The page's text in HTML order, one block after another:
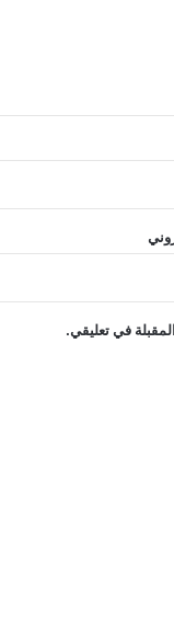
في تعليقي.